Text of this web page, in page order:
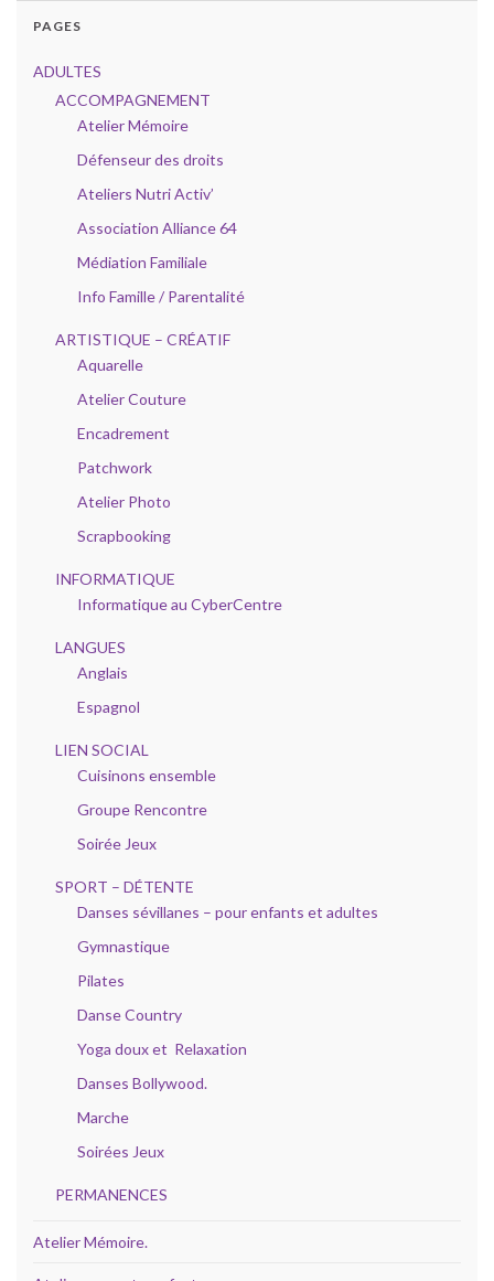
PAGES
ADULTES
ACCOMPAGNEMENT
Atelier Mémoire
Défenseur des droits
Ateliers Nutri Activ’
Association Alliance 64
Médiation Familiale
Info Famille / Parentalité
ARTISTIQUE – CRÉATIF
Aquarelle
Atelier Couture
Encadrement
Patchwork
Atelier Photo
Scrapbooking
INFORMATIQUE
Informatique au CyberCentre
LANGUES
Anglais
Espagnol
LIEN SOCIAL
Cuisinons ensemble
Groupe Rencontre
Soirée Jeux
SPORT – DÉTENTE
Danses sévillanes – pour enfants et adultes
Gymnastique
Pilates
Danse Country
Yoga doux et Relaxation
Danses Bollywood.
Marche
Soirées Jeux
PERMANENCES
Atelier Mémoire.